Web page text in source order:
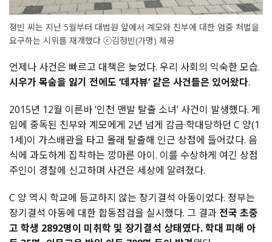
정빈 씨는 지난 5월부터 대법원 앞에서 계모와 친부에 대한 엄중 처벌을
요구하는 시위를 재개했다 ⓒ김정빈(가명) 제공
언제나 사건은 빠르고 대책은 늦었다. 우리 사회의 익숙한 모습.
시우가 목숨을 잃기 전에도 ‘데자뷰’ 같은 사건들은 있어왔다.
2015년 12월 이른바 ‘인천 맨발 탈출 소녀’ 사건이 발생했다. 게
임에 중독된 친부와 계모에게 2년 넘게 감금·학대당하던 C 양(1
1세)이 가스배관을 타고 몰래 탈출해 인근 상점에 들어갔다. 음
식에 과도하게 집착하는 깡마른 아이. 이를 수상하게 여긴 상점
주인이 경찰에 신고하며 사건은 세상에 알려졌다.
C 양 역시 학교에 등교하지 않는 장기결석 아동이었다. 정부는
장기결석 아동에 대한 합동점검을 실시했다. 그 결과전국 초중
고 학생 2892명이 미취학 및 장기결석 상태였다. 학대 피해 아